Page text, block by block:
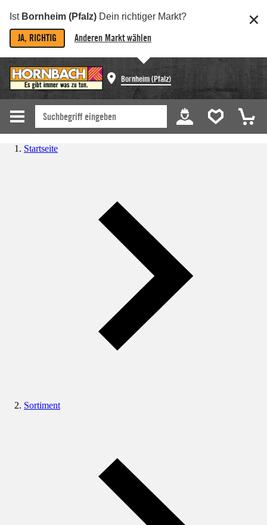
Ist Bornheim (Pfalz) Dein richtiger Markt?
JA, RICHTIG Anderen Markt wählen
Bornheim (Pfalz)
Startseite
Sortiment